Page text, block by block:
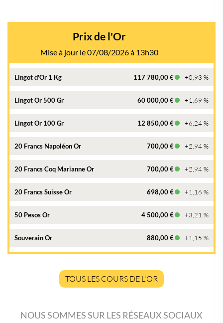
Prix de l'Or
Mise à jour le 07/08/2026 à 13h30
Lingot d'Or 1 Kg 117 780,00 € +0,93 %
Lingot Or 500 Gr 60 000,00 € +1,69 %
Lingot Or 100 Gr 12 850,00 € +6,24 %
20 Francs Napoléon Or 700,00 € +2,94 %
20 Francs Coq Marianne Or 700,00 € +2,94 %
20 Francs Suisse Or 698,00 € +1,16 %
50 Pesos Or 4 500,00 € +3,21 %
Souverain Or 880,00 € +1,15 %
TOUS LES COURS DE L'OR
NOUS SOMMES SUR LES RÉSEAUX SOCIAUX